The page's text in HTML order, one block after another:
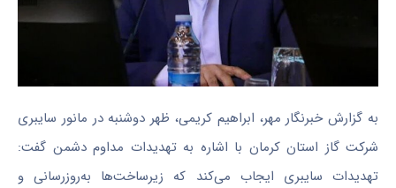
به گزارش خبرنگار مهر، ابراهیم کریمی، ظهر دوشنبه در مانور سایبری
شرکت گاز استان کرمان با اشاره به تهدیدات مداوم دشمن گفت:
تهدیدات سایبری ایجاب می‌کند که زیرساخت‌ها به‌روزرسانی و